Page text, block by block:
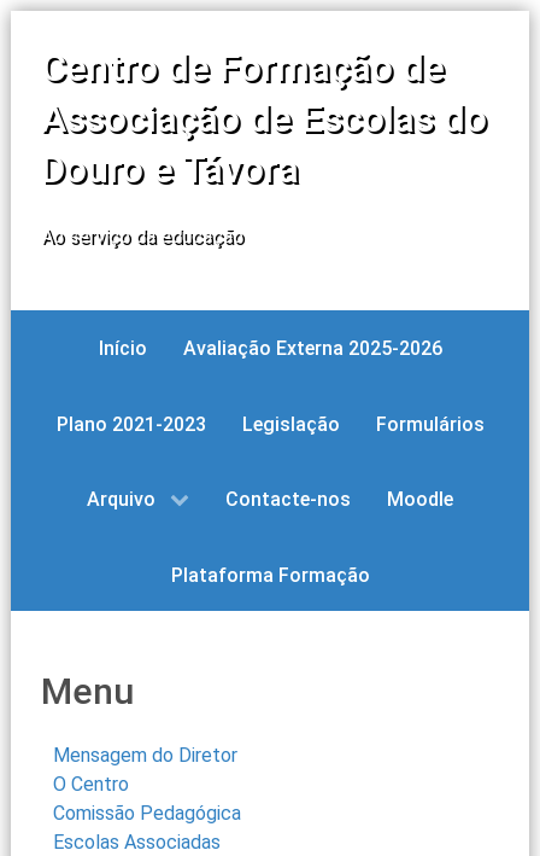
Centro de Formação de
Associação de Escolas do
Douro e Távora
Ao serviço da educação
Início Avaliação Externa 2025-2026
Plano 2021-2023 Legislação Formulários
Arquivo Contacte-nos Moodle
Plataforma Formação
Menu
Mensagem do Diretor
O Centro
Comissão Pedagógica
Escolas Associadas